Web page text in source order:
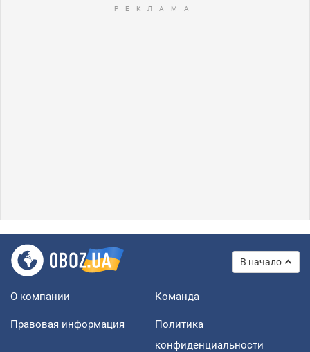
В начало
О компании Команда
Правовая информация
Политика
конфиденциальности